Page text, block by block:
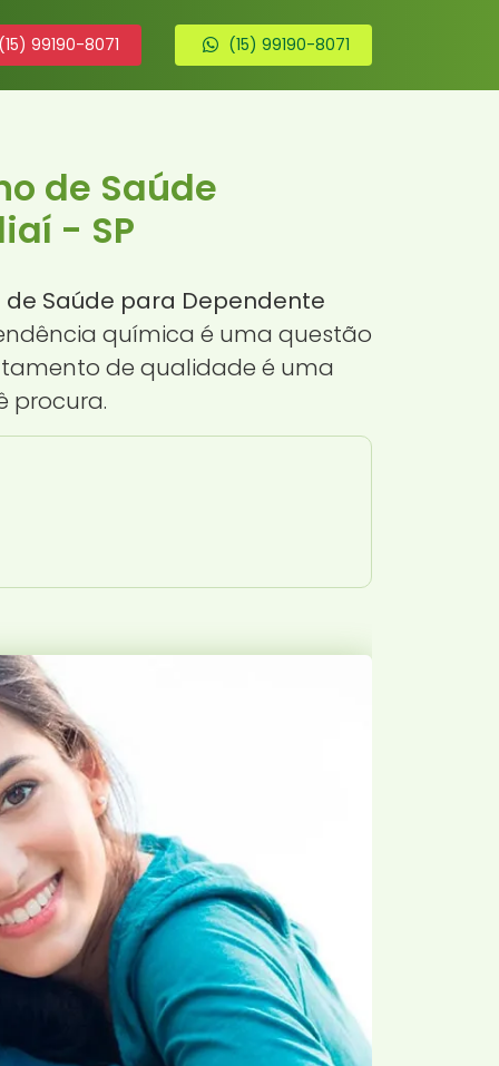
99190-8071 (15) 99190-8071
de Saúde
- SP
Saúde para Dependente
química é uma questão
de qualidade é uma
procura.